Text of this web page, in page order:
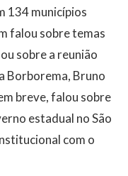
134 municípios
falou sobre temas
sobre a reunião
Borborema, Bruno
breve, falou sobre
estadual no São
com o